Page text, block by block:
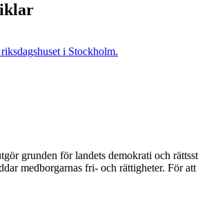
grunden för landets demokrati och
medborgarnas fri- och rättigheter. För